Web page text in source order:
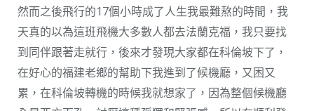
然而之後飛行的17個小時成了人生我最難熬的時間，我
天真的以為這班飛機大多數人都去法蘭克福，我只要找
到同伴跟著走就行，後來才發現大家都在科倫坡下了，
在好心的福建老鄉的幫助下我進到了候機廳，又困又
累，在科倫坡轉機的時候我就想家了，因為整個候機廳